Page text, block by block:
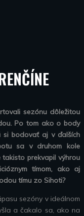
sezónu dôležitou
Po tom ako o body
si bodovať aj v ďalších
sa v druhom kole
prekvapil výhrou
tímom, ako aj
tímu zo Sihoti?
sezóny v ideálnom
a čakalo sa, ako na